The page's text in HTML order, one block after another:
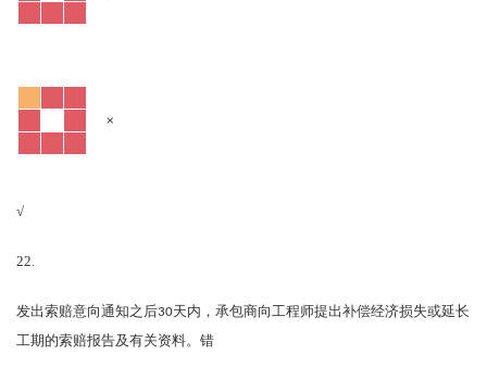
×
√
22.
发出索赔意向通知之后30天内，承包商向工程师提出补偿经济损失或延长
工期的索赔报告及有关资料。 错